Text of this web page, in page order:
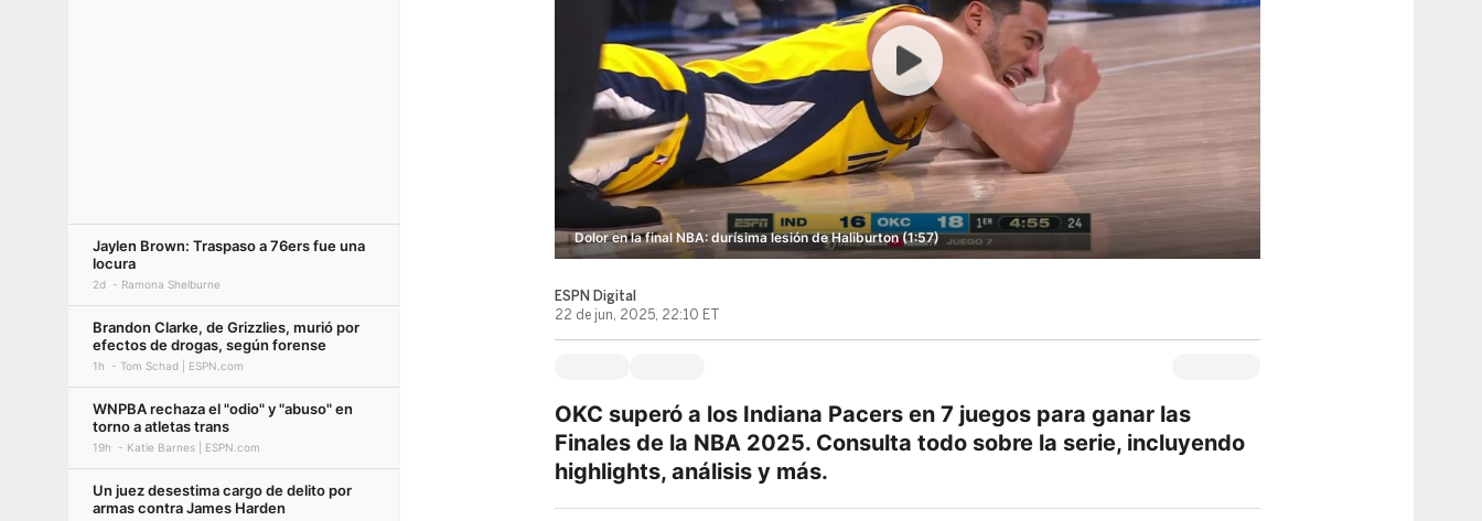
Jaylen Brown: Traspaso a 76ers fue una
locura
2d Ramona Shelburne
Brandon Clarke, de Grizzlies, murió por
efectos de drogas, según forense
1h Tom Schad | ESPN.com
WNPBA rechaza el "odio" y "abuso" en
torno a atletas trans
19h Katie Barnes | ESPN.com
Un juez desestima cargo de delito por
armas contra James Harden
Dolor en la final NBA: durísima lesión de Haliburton (1:57)
ESPN Digital
22 de jun, 2025, 22:10 ET
OKC superó a los Indiana Pacers en 7 juegos para ganar las
Finales de la NBA 2025. Consulta todo sobre la serie, incluyendo
highlights, análisis y más.